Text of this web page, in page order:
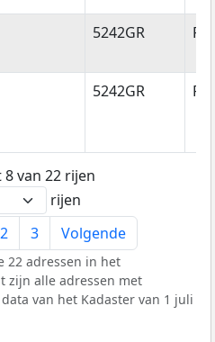
5242GR
5242GR
van 22 rijen
rijen
2 3 Volgende
22 adressen in het
zijn alle adressen met
data van het Kadaster van 1 juli